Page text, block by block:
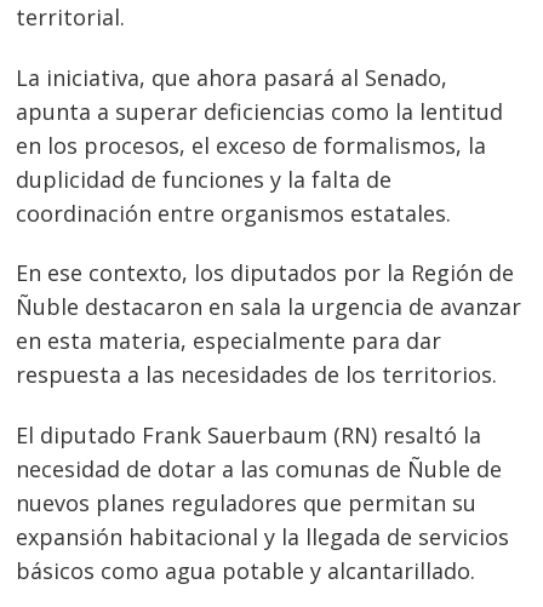
territorial.
La iniciativa, que ahora pasará al Senado,
apunta a superar deficiencias como la lentitud
en los procesos, el exceso de formalismos, la
duplicidad de funciones y la falta de
coordinación entre organismos estatales.
En ese contexto, los diputados por la Región de
Ñuble destacaron en sala la urgencia de avanzar
en esta materia, especialmente para dar
respuesta a las necesidades de los territorios.
El diputado Frank Sauerbaum (RN) resaltó la
necesidad de dotar a las comunas de Ñuble de
nuevos planes reguladores que permitan su
expansión habitacional y la llegada de servicios
básicos como agua potable y alcantarillado.